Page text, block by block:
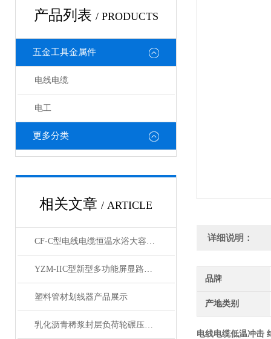
产品列表 / PRODUCTS
五金工具金属件
电线电缆
电工
更多分类
相关文章 / ARTICLE
CF-C型电线电缆恒温水浴大容量数显不锈钢内胆展示
YZM-IIC型新型多功能屏显路强度测定仪产品展示
塑料管材划线器产品展示
乳化沥青稀浆封层负荷轮碾压试验仪产品展示
详细说明：
品牌
产地类别
电线电缆低温冲击